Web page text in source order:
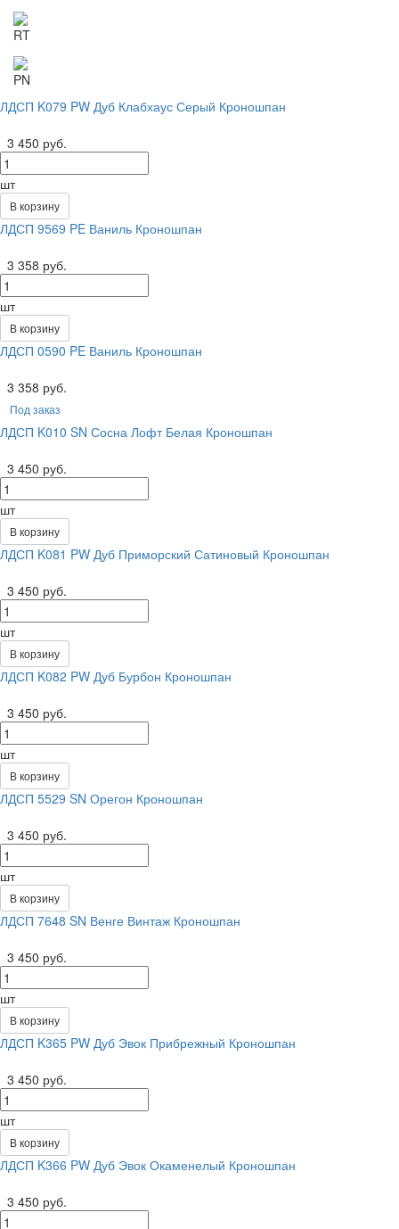
RT
PN
ЛДСП K079 PW Дуб Клабхаус Серый Кроношпан
3 450 руб.
шт
В корзину
ЛДСП 9569 PE Ваниль Кроношпан
3 358 руб.
шт
В корзину
ЛДСП 0590 PE Ваниль Кроношпан
3 358 руб.
Под заказ
ЛДСП K010 SN Сосна Лофт Белая Кроношпан
3 450 руб.
шт
В корзину
ЛДСП K081 PW Дуб Приморский Сатиновый Кроношпан
3 450 руб.
шт
В корзину
ЛДСП K082 PW Дуб Бурбон Кроношпан
3 450 руб.
шт
В корзину
ЛДСП 5529 SN Орегон Кроношпан
3 450 руб.
шт
В корзину
ЛДСП 7648 SN Венге Винтаж Кроношпан
3 450 руб.
шт
В корзину
ЛДСП K365 PW Дуб Эвок Прибрежный Кроношпан
3 450 руб.
шт
В корзину
ЛДСП K366 PW Дуб Эвок Окаменелый Кроношпан
3 450 руб.